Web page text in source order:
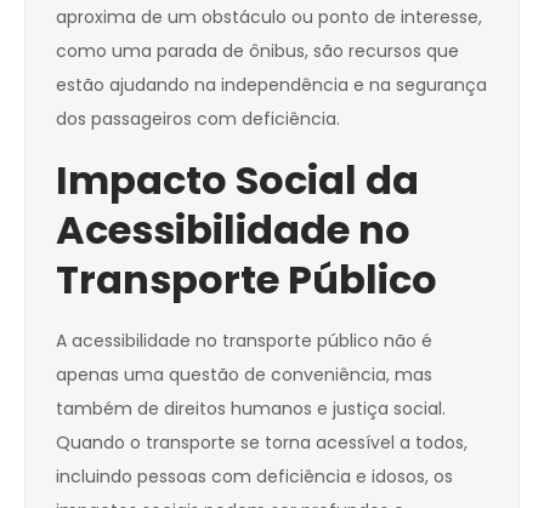
aproxima de um obstáculo ou ponto de interesse,
como uma parada de ônibus, são recursos que
estão ajudando na independência e na segurança
dos passageiros com deficiência.
Impacto Social da
Acessibilidade no
Transporte Público
A acessibilidade no transporte público não é
apenas uma questão de conveniência, mas
também de direitos humanos e justiça social.
Quando o transporte se torna acessível a todos,
incluindo pessoas com deficiência e idosos, os